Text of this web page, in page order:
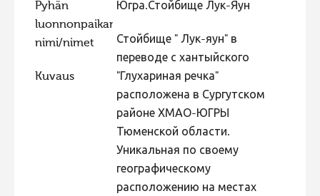
Hiite kuvavõistlus 2019
Hiite kuvavõistlus 2018
Hiite kuvavõistlus 2017
Hiite kuvavõistlus 2016
Hiite kuvavõistlus 2014
Hiite kuvavõistlus 2013
Pyhän
luonnonpaikan
nimi/nimet
Югра.Стойбище Лук-Яун
Kuvaus
Стойбище " Лук-яун" в
переводе с хантыйского
"Глухариная речка"
расположена в Сургутском
районе ХМАО-ЮГРЫ
Тюменской области.
Уникальная по своему
географическому
расположению на местах